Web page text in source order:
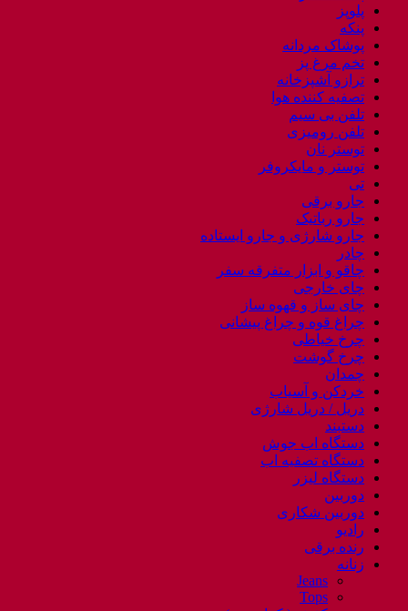
پلوپز
پنکه
پوشاک مردانه
تخم مرغ پز
ترازو آشپزخانه
تصفیه کننده هوا
تلفن بی سیم
تلفن رومیزی
توستر نان
توستر و مایکروفر
تی
جارو برقی
جارو رباتیک
جارو شارژی و جارو ایستاده
چادر
چاقو و ابزار متفرقه سفر
چای خارجی
چای ساز و قهوه ساز
چراغ قوه و چراغ پیشانی
چرخ خیاطی
چرخ گوشت
چمدان
خردکن و آسیاب
دریل / دریل شارژی
دستبند
دستگاه اب جوش
دستگاه تصفیه اب
دستگاه لیزر
دوربین
دوربین شکاری
رادیو
رنده برقی
زنانه
Jeans
Tops